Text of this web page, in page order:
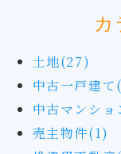
カ
土地(27)
中古一戸建
中古マンシ
売主物件(1)